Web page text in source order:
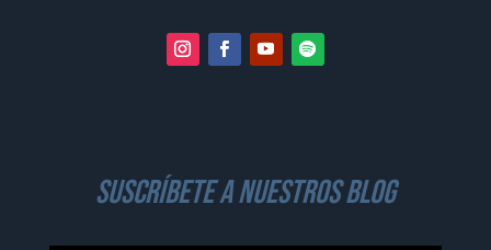
suscríbete a nuestros blog